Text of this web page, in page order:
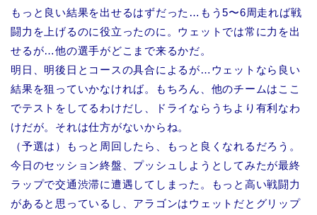
もっと良い結果を出せるはずだった…もう5〜6周走れば戦
闘力を上げるのに役立ったのに。ウェットでは常に力を出
せるが…他の選手がどこまで来るかだ。
明日、明後日とコースの具合によるが…ウェットなら良い
結果を狙っていかなければ。もちろん、他のチームはここ
でテストをしてるわけだし、ドライならうちより有利なわ
けだが。それは仕方がないからね。
（予選は）もっと周回したら、もっと良くなれるだろう。
今日のセッション終盤、プッシュしようとしてみたが最終
ラップで交通渋滞に遭遇してしまった。もっと高い戦闘力
があると思っているし、アラゴンはウェットだとグリップ